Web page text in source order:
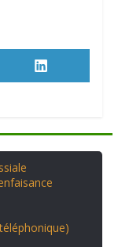
L
i
d
I